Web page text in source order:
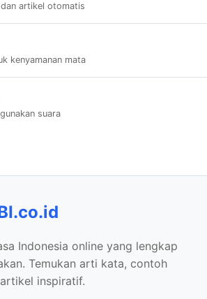
artikel otomatis
kenyamanan mata
suara
Indonesia online yang lengkap
Temukan arti kata, contoh
inspiratif.